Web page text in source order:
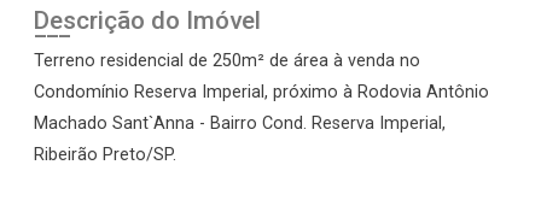
Descrição do Imóvel
Terreno residencial de 250m² de área à venda no
Condomínio Reserva Imperial, próximo à Rodovia Antônio
Machado Sant`Anna - Bairro Cond. Reserva Imperial,
Ribeirão Preto/SP.